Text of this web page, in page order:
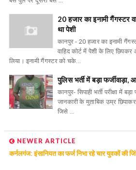
20 हजार का इनामी गैंगस्टर
था पेशी
कानपुर - 20 हजार का इनामी
वाहिद कोर्ट में पेशी के लिए
लिया। इनामी गैंगस्टर को चके...
पुलिस भर्ती में बड़ा फर्जीवाड़ा,
कानपुर- सिपाही भर्ती परीक्षा में
जानकारी के मुताबिक उम्र छिपाकर
जिसे ...
NEWER ARTICLE
कर्नलगंज: इंसानियत का फर्ज निभा रहे चार युवकों की